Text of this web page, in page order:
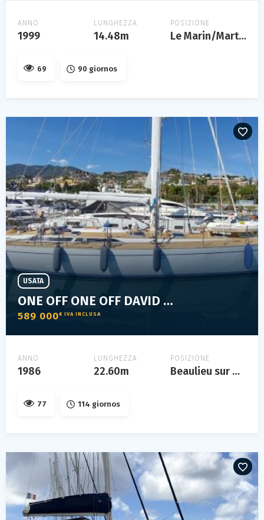
ANNO
1999
LUNGHEZZA
14.48m
POSIZIONE
Le Marin/Martinique
69 90 giornos
ONE OFF ONE OFF DAVID PEDRICK YACHT 22.60
589 000€ IVA INCLUSA
USATA
ANNO
1986
LUNGHEZZA
22.60m
POSIZIONE
Beaulieu sur mer/France
77 114 giornos